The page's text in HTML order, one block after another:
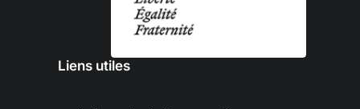
Liens utiles